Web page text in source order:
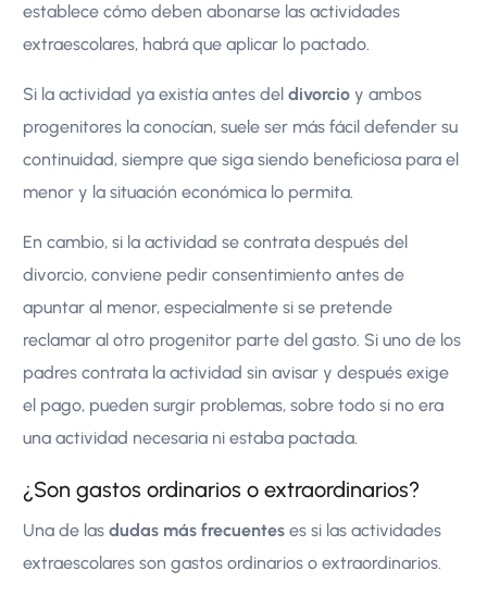
establece cómo deben abonarse las actividades
extraescolares, habrá que aplicar lo pactado.
Si la actividad ya existía antes deldivorcio y ambos
progenitores la conocían, suele ser más fácil defender su
continuidad, siempre que siga siendo beneficiosa para el
menor y la situación económica lo permita.
En cambio, si la actividad se contrata después del
divorcio, conviene pedir consentimiento antes de
apuntar al menor, especialmente si se pretende
reclamar al otro progenitor parte del gasto. Si uno de los
padres contrata la actividad sin avisar y después exige
el pago, pueden surgir problemas, sobre todo si no era
una actividad necesaria ni estaba pactada.
¿Son gastos ordinarios o extraordinarios?
Una de lasdudas más frecuentes es si las actividades
extraescolares son gastos ordinarios o extraordinarios.